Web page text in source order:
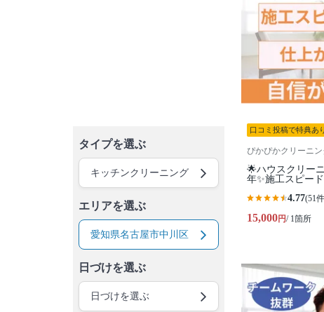
タイプを選ぶ
キッチンクリーニング
エリアを選ぶ
愛知県名古屋市中川区
日づけを選ぶ
日づけを選ぶ
口コミ投稿で特典あ
ぴかぴかクリーニ
🌟ハウスクリー
年✨施工スピー
4.77(51
15,000円/ 1箇所